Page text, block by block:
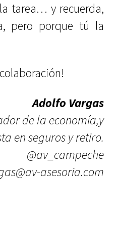
tarea… y recuerda,
pero porque tú la
Adolfo Vargas
de la economía,y
en seguros y retiro.
@av_campeche
asesoria.com